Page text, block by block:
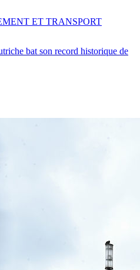
bat son record historique de
ET TRANSPORT